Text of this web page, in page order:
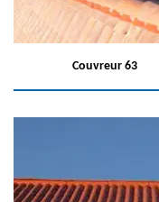
Couvreur 63